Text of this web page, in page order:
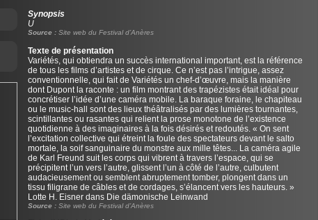
Synopsis
U
Source : Site web du Festival d’Anères
Texte de présentation
Variétés, qui obtiendra un succès international important, est la référence
de tous les films d’artistes et de cirque. Ce n’est pas l’intrigue, assez
conventionnelle, qui fait de Variétés un chef-d’œuvre, mais la manière
dont Dupont la raconte : un film montrant des trapézistes était idéal pour
concrétiser l’idée d’une caméra mobile. La baraque foraine, le chapiteau
ou le music-hall sont des lieux théâtralisés par des lumières tournantes,
scintillantes ou rasantes qui relient la prose monotone de l’existence
quotidienne à des imaginaires à la fois désirés et redoutés. « On sent
l’excitation collective qui étreint la foule des spectateurs devant le salto
mortale, la soif sanguinaire du monstre aux mille têtes... La caméra agile
de Karl Freund suit les corps qui vibrent à travers l’espace, qui se
précipitent l’un vers l’autre, glissent l’un à côté de l’autre, culbutent
audacieusement ou semblent abruptement tomber, plongent dans un
tissu filigrane de câbles et de cordages, s’élancent vers les hauteurs. »
Lotte H. Eisner dans Die dämonische Leinwand
Source : Site web du Festival d’Anères